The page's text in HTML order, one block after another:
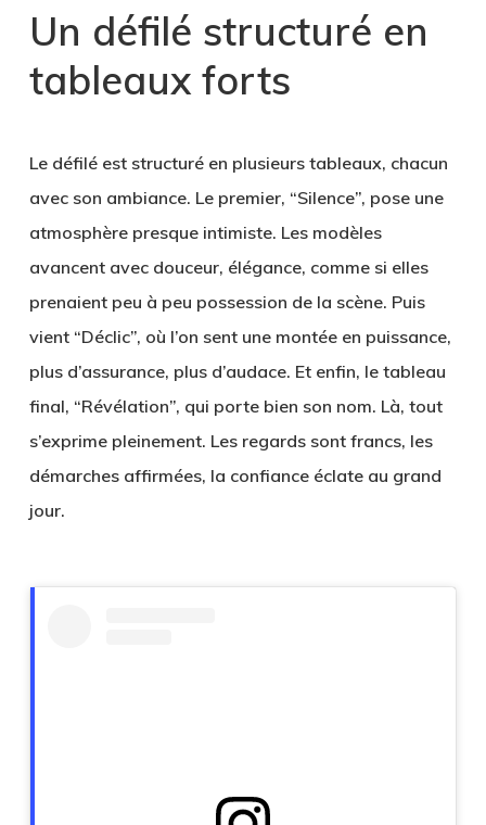
Un défilé structuré en
tableaux forts
Le défilé est structuré en plusieurs tableaux, chacun
avec son ambiance. Le premier, “Silence”, pose une
atmosphère presque intimiste. Les modèles
avancent avec douceur, élégance, comme si elles
prenaient peu à peu possession de la scène. Puis
vient “Déclic”, où l’on sent une montée en puissance,
plus d’assurance, plus d’audace. Et enfin, le tableau
final, “Révélation”, qui porte bien son nom. Là, tout
s’exprime pleinement. Les regards sont francs, les
démarches affirmées, la confiance éclate au grand
jour.